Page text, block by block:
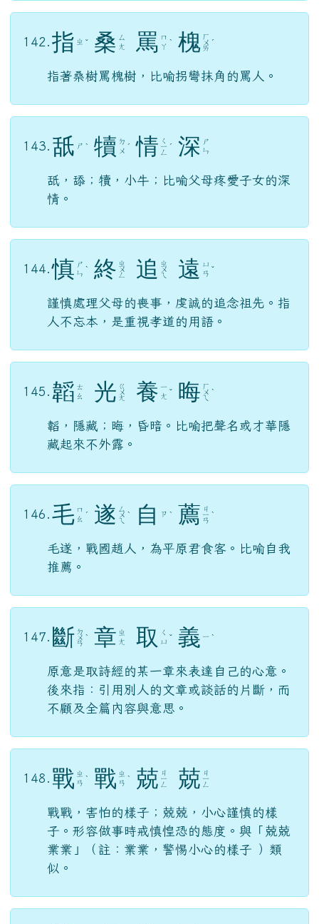
142. 指 ㄓ ˇ 桑 ㄙ
ㄤ
罵 ㄇ
ㄚ ˋ 槐 ㄏ
ㄨ
ㄞ
ˊ
指著桑樹罵槐樹，比喻拐彎抹角的罵人。
143. 舐 ㄕ ˋ 犢 ㄉ
ㄨ ˊ 情 ㄑ
ㄧ
ㄥ
ˊ 深 ㄕ
ㄣ
舐，舔；犢，小牛；比喻父母疼愛子女的深
情。
144. 慎 ㄕ
ㄣ ˋ 終 ㄓ
ㄨ
ㄥ 追 ㄓ
ㄨ
ㄟ 遠 ㄩ
ㄢ ˇ
謹慎處理父母的喪事，虔誠的追念祖先。指
人不忘本，是重視孝道的用語。
145. 韜 ㄊ
ㄠ
光 ㄍ
ㄨ
ㄤ 養 ㄧ
ㄤ ˇ 晦 ㄏ
ㄨ
ㄟ
ˋ
韜，隱藏；晦，昏暗。比喻把聲名或才華隱
藏起來不外露。
146. 毛 ㄇ
ㄠ ˊ 遂 ㄙ
ㄨ
ㄟ
ˋ 自 ㄗ ˋ 薦 ㄐ
ㄧ
ㄢ
ˋ
毛遂，戰國趙人，為平原君食客。比喻自我
推薦。
147. 斷 ㄉ
ㄨ
ㄢ
ˋ 章 ㄓ
ㄤ
取
ㄑ
ㄩ ˇ 義 ㄧ ˋ
原意是取詩經的某一章來表達自己的心意。
後來指：引用別人的文章或談話的片斷，而
不顧及全篇內容與意思。
148. 戰 ㄓ
ㄢ ˋ 戰 ㄓ
ㄢ ˋ 兢 ㄐ
ㄧ
ㄥ 兢 ㄐ
ㄧ
ㄥ
戰戰，害怕的樣子；兢兢，小心謹慎的樣
子。形容做事時戒慎惶恐的態度。與「兢兢
業業」（註：業業，警惕小心的樣子 ）類
似。